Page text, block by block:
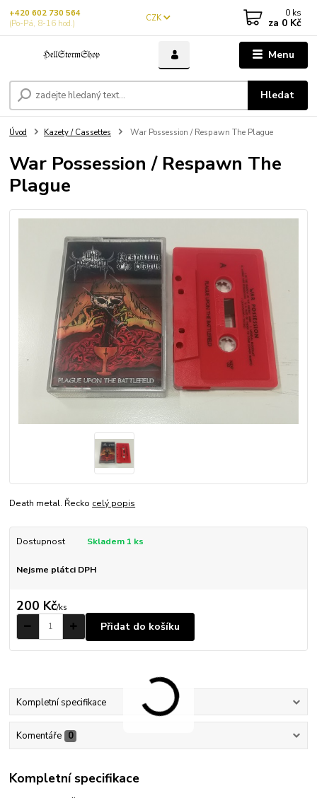
Menu
CZK
Hledat
+420 602 730 564
(Po-Pá, 8-16 hod.)
0 ks
za 0 Kč
Úvod Kazety / Cassettes War Possession / Respawn The Plague
War Possession / Respawn The
Plague
Death metal. Řecko celý popis
Dostupnost Skladem 1 ks
Nejsme plátci DPH
200 Kč/ks
Přidat do košíku
Kompletní specifikace
Komentáře 0
Kompletní specifikace